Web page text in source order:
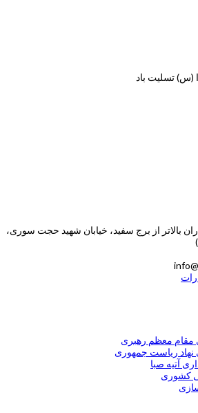
ﺗﺴﻠﯿﺖ ﺑﺎﺩ
بالاتر از برج سفید، خیابان شهید حجت سوری،
مقام معظم رهبری
نهاد ریاست جمهوری
آتیه صبا
کشوری